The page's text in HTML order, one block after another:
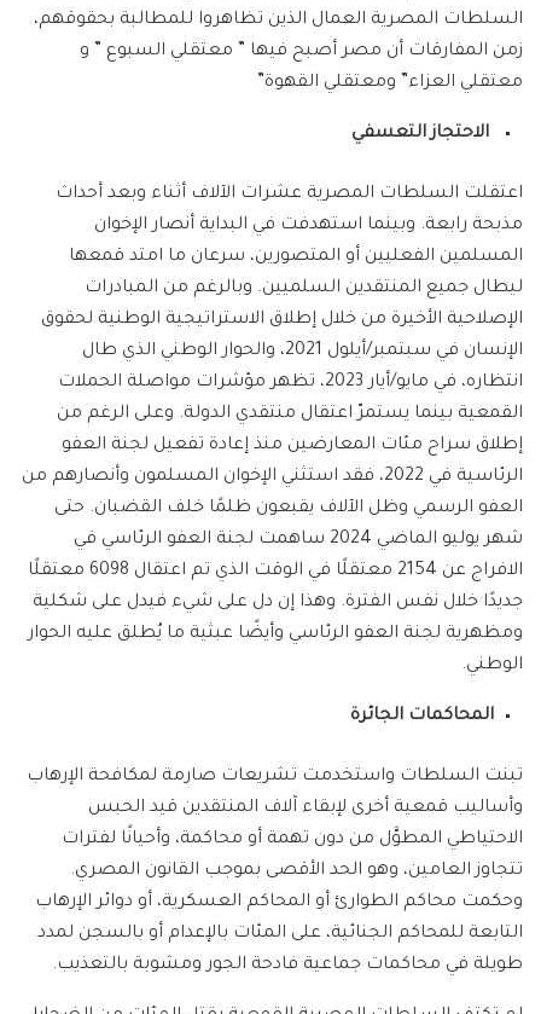
السلطات المصرية العمال الذين تظاهروا للمطالبة بحقوقهم،
زمن المفارقات أن مصر أصبح فيها ” معتقلي السبوع ” و
معتقلي العزاء” ومعتقلي القهوة”
الاحتجاز التعسفي
اعتقلت السلطات المصرية عشرات الآلاف أثناء وبعد أحداث
مذبحة رابعة. وبينما استهدفت في البداية أنصار الإخوان
المسلمين الفعليين أو المتصورين، سرعان ما امتد قمعها
ليطال جميع المنتقدين السلميين. وبالرغم من المبادرات
الإصلاحية الأخيرة من خلال إطلاق الاستراتيجية الوطنية لحقوق
الإنسان في سبتمبر/أيلول 2021، والحوار الوطني الذي طال
انتظاره، في مايو/أيار 2023، تظهر مؤشرات مواصلة الحملات
القمعية بينما يستمرّ اعتقال منتقدي الدولة. وعلى الرغم من
إطلاق سراح مئات المعارضين منذ إعادة تفعيل لجنة العفو
الرئاسية في 2022، فقد استثني الإخوان المسلمون وأنصارهم من
العفو الرسمي وظل الآلاف يقبعون ظلمًا خلف القضبان. حتى
شهر يوليو الماضي 2024 ساهمت لجنة العفو الرئاسي في
الافراج عن 2154 معتقلًا في الوقت الذي تم اعتقال 6098 معتقلًا
جديدًا خلال نفس الفترة. وهذا إن دل على شيء فيدل على شكلية
ومظهرية لجنة العفو الرئاسي وأيضًا عبثية ما يُطلق عليه الحوار
الوطني.
المحاكمات الجائرة
تبنت السلطات واستخدمت تشريعات صارمة لمكافحة الإرهاب
وأساليب قمعية أخرى لإبقاء آلاف المنتقدين قيد الحبس
الاحتياطي المطوَّل من دون تهمة أو محاكمة، وأحيانًا لفترات
تتجاوز العامين، وهو الحد الأقصى بموجب القانون المصري.
وحكمت محاكم الطوارئ أو المحاكم العسكرية، أو دوائر الإرهاب
التابعة للمحاكم الجنائية، على المئات بالإعدام أو بالسجن لمدد
طويلة في محاكمات جماعية فادحة الجور ومشوبة بالتعذيب.